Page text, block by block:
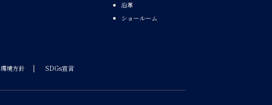
沿革
ショールーム
環境方針 SDGs宣言